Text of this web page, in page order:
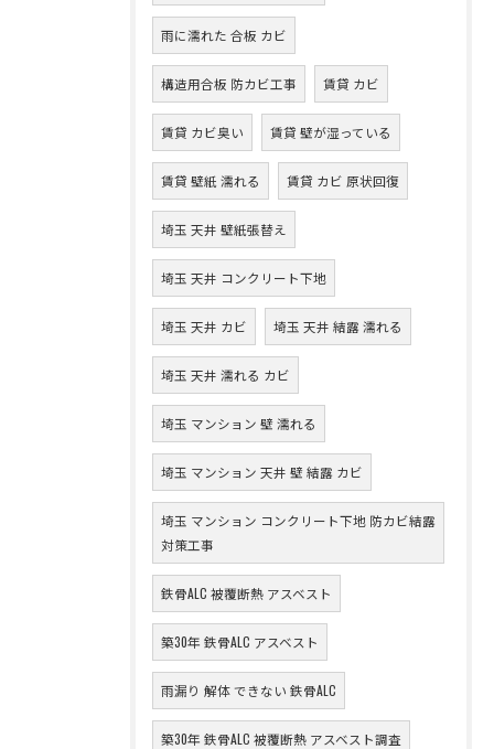
雨に濡れた 合板 カビ
構造用合板 防カビ工事 賃貸 カビ
賃貸 カビ臭い 賃貸 壁が湿っている
賃貸 壁紙 濡れる 賃貸 カビ 原状回復
埼玉 天井 壁紙張替え
埼玉 天井 コンクリート下地
埼玉 天井 カビ 埼玉 天井 結露 濡れる
埼玉 天井 濡れる カビ
埼玉 マンション 壁 濡れる
埼玉 マンション 天井 壁 結露 カビ
埼玉 マンション コンクリート下地 防カビ結露
対策工事
鉄骨ALC 被覆断熱 アスベスト
築30年 鉄骨ALC アスベスト
雨漏り 解体 できない 鉄骨ALC
築30年 鉄骨ALC 被覆断熱 アスベスト調査